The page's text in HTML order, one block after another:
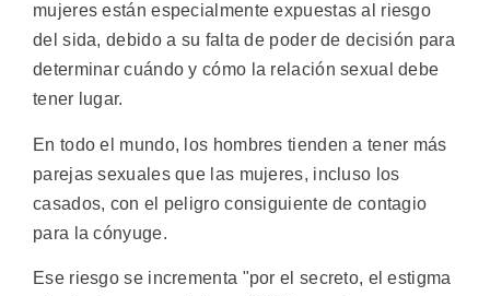
mujeres están especialmente expuestas al riesgo
del sida, debido a su falta de poder de decisión para
determinar cuándo y cómo la relación sexual debe
tener lugar.
En todo el mundo, los hombres tienden a tener más
parejas sexuales que las mujeres, incluso los
casados, con el peligro consiguiente de contagio
para la cónyuge.
Ese riesgo se incrementa "por el secreto, el estigma